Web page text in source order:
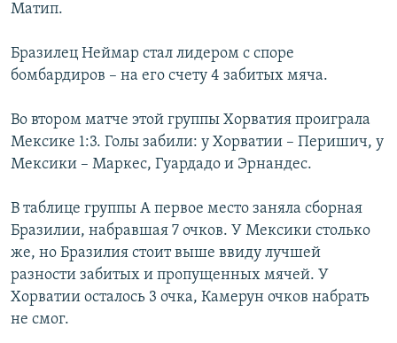
Матип.
Бразилец Неймар стал лидером с споре
бомбардиров – на его счету 4 забитых мяча.
Во втором матче этой группы Хорватия проиграла
Мексике 1:3. Голы забили: у Хорватии – Перишич, у
Мексики – Маркес, Гуардадо и Эрнандес.
В таблице группы А первое место заняла сборная
Бразилии, набравшая 7 очков. У Мексики столько
же, но Бразилия стоит выше ввиду лучшей
разности забитых и пропущенных мячей. У
Хорватии осталось 3 очка, Камерун очков набрать
не смог.